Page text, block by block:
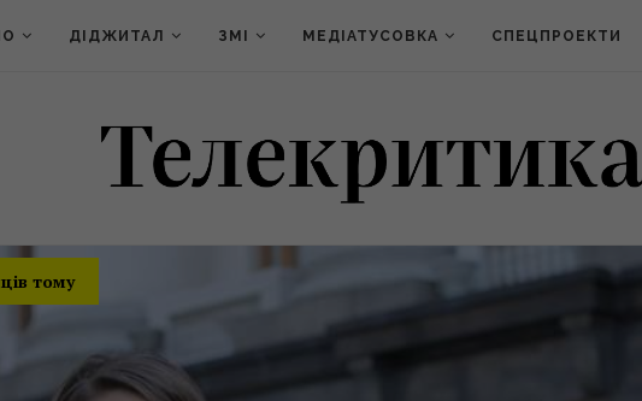
ДІДЖИТАЛ ЗМІ МЕДІАТУСОВКА СПЕЦПРОЕКТИ
тому